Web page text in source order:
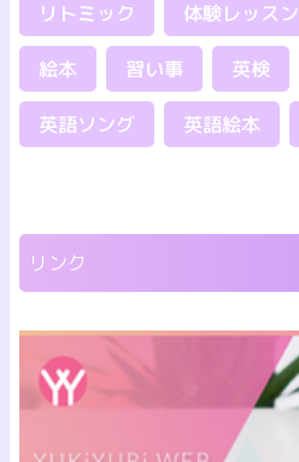
リトミック 体験レッスン
絵本 習い事 英検
英語ソング 英語絵本
リンク